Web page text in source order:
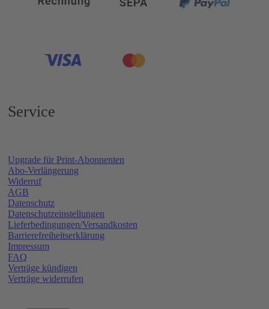
Service
Upgrade für Print-Abonnenten
Abo-Verlängerung
Widerruf
AGB
Datenschutz
Datenschutzeinstellungen
Lieferbedingungen/Versandkosten
Barrierefreiheitserklärung
Impressum
FAQ
Verträge kündigen
Verträge widerrufen